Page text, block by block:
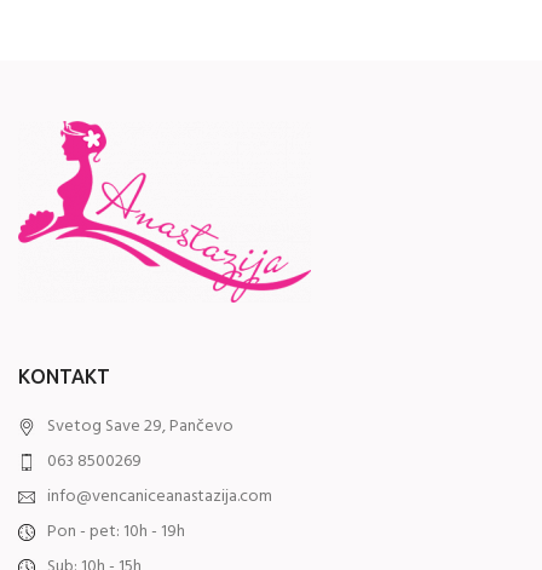
KONTAKT
Svetog Save 29, Pančevo
063 8500269
info@vencaniceanastazija.com
Pon - pet: 10h - 19h